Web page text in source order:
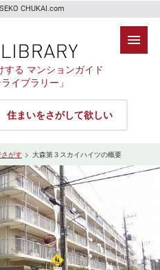
CHUKAI.com
する マンションガイド
イブラリー」
住まいをさがして欲しい
さがす 大森第３スカイハイツの概要